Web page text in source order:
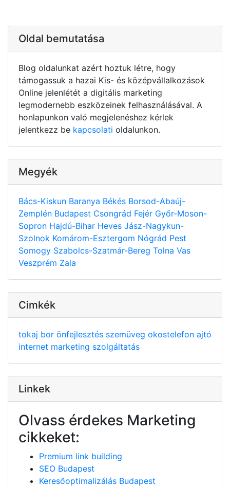
Oldal bemutatása
Blog oldalunkat azért hoztuk létre, hogy
támogassuk a hazai Kis- és középvállalkozások
Online jelenlétét a digitális marketing
legmodernebb eszközeinek felhasználásával. A
honlapunkon való megjelenéshez kérlek
jelentkezz be kapcsolati oldalunkon.
Megyék
Bács-Kiskun Baranya Békés Borsod-Abaúj-
Zemplén Budapest Csongrád Fejér Győr-Moson-
Sopron Hajdú-Bihar Heves Jász-Nagykun-
Szolnok Komárom-Esztergom Nógrád Pest
Somogy Szabolcs-Szatmár-Bereg Tolna Vas
Veszprém Zala
Cimkék
tokaj bor önfejlesztés szemüveg okostelefon ajtó
internet marketing szolgáltatás
Linkek
Olvass érdekes Marketing
cikkeket:
Premium link building
SEO Budapest
Keresőoptimalizálás Budapest